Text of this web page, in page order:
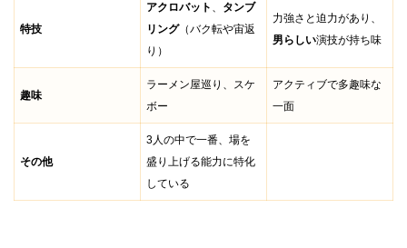
特技
アクロバット 、 タンブ
リング（バク転や宙返
り）
力強さと迫力があり、
男らしい演技が持ち味
趣味
ラーメン屋巡り、スケ
ボー
アクティブで多趣味な
一面
その他
3人の中で一番、場を
盛り上げる能力に特化
している